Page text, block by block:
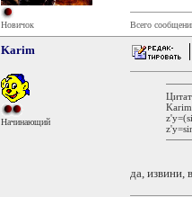
Новичок Всего
Karim
Начинающий
да, извини,